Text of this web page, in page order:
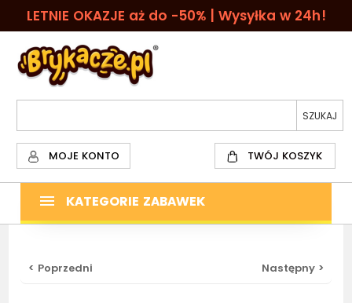
LETNIE OKAZJE aż do -50% | Wysyłka w 24h!
MOJE KONTO TWÓJ KOSZYK
KATEGORIE ZABAWEK
< Poprzedni Następny >